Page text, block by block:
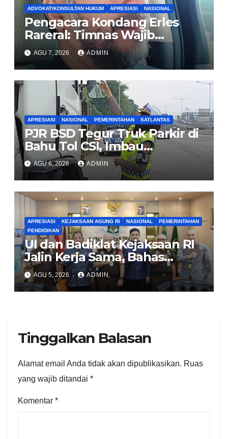
ADVOKAT/KONSULTAN HUKUM APRESIASI NASIONAL
Pengacara Kondang Erles
Rareral: Timnas Wajib
Menang Lawan Singapura,
Jadi Kado HUT Kemerdekaan
untuk Rakyat
AGU 7, 2026 ADMIN
APRESIASI NASIONAL PEMERINTAHAN SATLANTAS
PJR BSD Tegur Truk Parkir di
Bahu Tol CSI, Imbau
Pengendara Tertib
AGU 6, 2026 ADMIN
APRESIASI KEJAKSAAN AGUNG RI NASIONAL
PEMERINTAHAN
PENDIDIKAN
UI dan Badiklat Kejaksaan RI
Jalin Kerja Sama, Bahas
Pembentukan Pusat Studi
Kajian Kejaksaan
AGU 5, 2026 ADMIN
Tinggalkan Balasan
Alamat email Anda tidak akan dipublikasikan. Ruas
yang wajib ditandai *
Komentar *